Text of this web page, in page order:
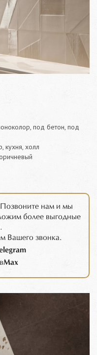
под бетон, под
кухня, холл
Позвоните нам и мы
более выгодные
Вашего звонка.
Max